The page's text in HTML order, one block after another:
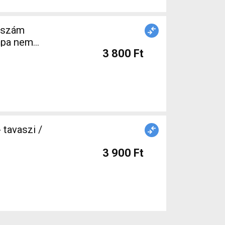
nem
3 800 Ft
tavaszi /
3 900 Ft